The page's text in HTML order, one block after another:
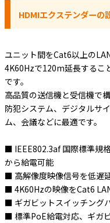
その他
暑さ対策
HDMIエクステンダーの
ユニット間をCat6以上の
4K60Hzで120m延長するこ
です。
高品質の送信機と受信機で
防犯システム、デジタルサ
ム、会議などに最適です。
■ IEEE802.3af 国際標準規
から給電可能
■ 高解像度映像信号を低遅
■ 4K60Hzの映像をCat6
■ ギガビットスイッチング
■ 標準PoE給電対応、ギガ